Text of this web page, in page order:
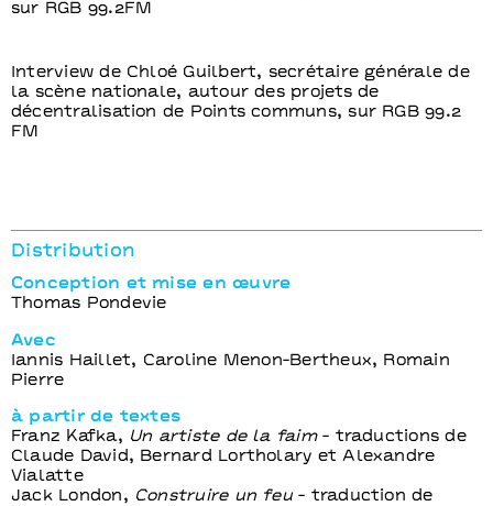
sur RGB 99.2FM
Interview de Chloé Guilbert, secrétaire générale de
la scène nationale, autour des projets de
décentralisation de Points communs, sur RGB 99.2
FM
Distribution
Conception et mise en œuvre
Thomas Pondevie
Avec
Iannis Haillet, Caroline Menon-Bertheux, Romain
Pierre
à partir de textes
Franz Kafka, Un artiste de la faim- traductions de
Claude David, Bernard Lortholary et Alexandre
Vialatte
Jack London, Construire un feu- traduction de